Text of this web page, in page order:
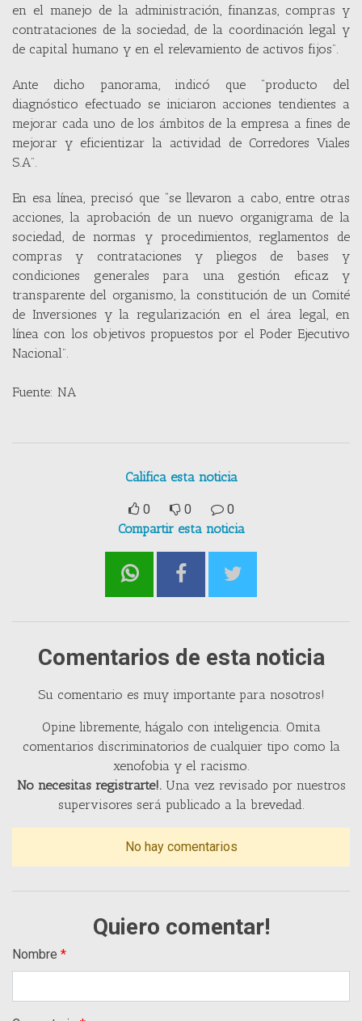
en el manejo de la administración, finanzas, compras y
contrataciones de la sociedad, de la coordinación legal y
de capital humano y en el relevamiento de activos fijos”.
Ante dicho panorama, indicó que “producto del
diagnóstico efectuado se iniciaron acciones tendientes a
mejorar cada uno de los ámbitos de la empresa a fines de
mejorar y eficientizar la actividad de Corredores Viales
S.A”.
En esa línea, precisó que “se llevaron a cabo, entre otras
acciones, la aprobación de un nuevo organigrama de la
sociedad, de normas y procedimientos, reglamentos de
compras y contrataciones y pliegos de bases y
condiciones generales para una gestión eficaz y
transparente del organismo, la constitución de un Comité
de Inversiones y la regularización en el área legal, en
línea con los objetivos propuestos por el Poder Ejecutivo
Nacional”.
Fuente: NA
Califica esta noticia
0 0
0
Compartir esta noticia
Comentarios de esta noticia
Su comentario es muy importante para nosotros!
Opine libremente, hágalo con inteligencia. Omita
comentarios discriminatorios de cualquier tipo como la
xenofobia y el racismo.
No necesitas registrarte!.Una vez revisado por nuestros
supervisores será publicado a la brevedad.
No hay comentarios
Quiero comentar!
Nombre